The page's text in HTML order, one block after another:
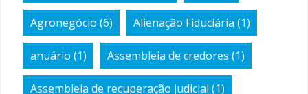
Agronegócio (6) Alienação Fiduciária (1)
anuário (1) Assembleia de credores (1)
Assembleia de recuperação judicial (1)